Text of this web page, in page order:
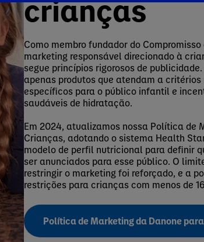
crianças
Como membro fundador do Compromisso
marketing responsável direcionado à
segue princípios rigorosos de
apenas produtos que atendam a
específicos para o público infantil e
saudáveis de hidratação.
Em 2024, atualizamos nossa Política de
Crianças, adotando o sistema Health
modelo de perfil nutricional para definir
ser anunciados para esse público. O
restringir o marketing foi reforçado, e a
restrições para crianças com menos de
Política de Marketing da Danone